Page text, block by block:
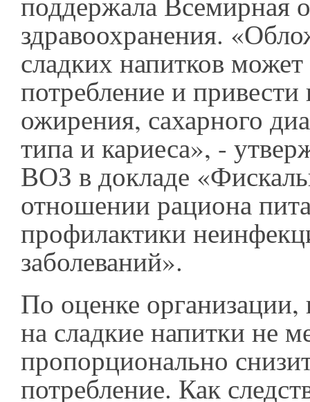
здравоохранения.
сладких напитков
потребление и
ожирения, сахарного
типа и кариеса», -
ВОЗ в докладе
отношении рациона
профилактики
заболеваний».
По оценке
на сладкие напитки не
пропорционально
потребление. Как